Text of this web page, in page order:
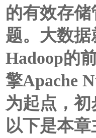
的有效存
题。大数
Hadoop的
擎Apache
为起点，
以下是本